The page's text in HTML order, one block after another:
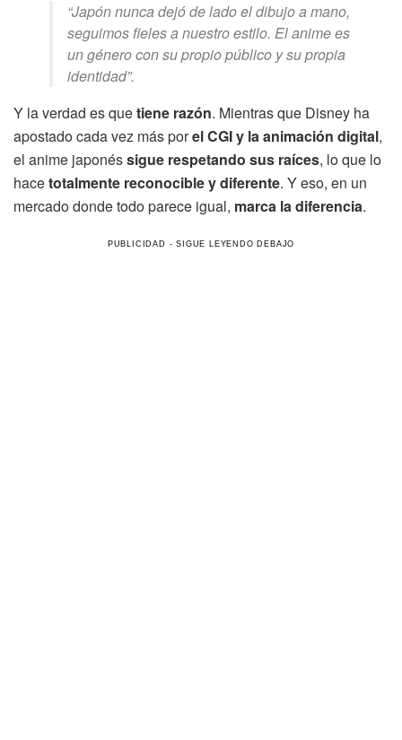
“Japón nunca dejó de lado el dibujo a mano,
seguimos fieles a nuestro estilo. El anime es
un género con su propio público y su propia
identidad”.
Y la verdad es quetiene razón. Mientras que Disney ha
apostado cada vez más porel CGI y la animación digital,
el anime japonéssigue respetando sus raíces, lo que lo
hacetotalmente reconocible y diferente. Y eso, en un
mercado donde todo parece igual, marca la diferencia.